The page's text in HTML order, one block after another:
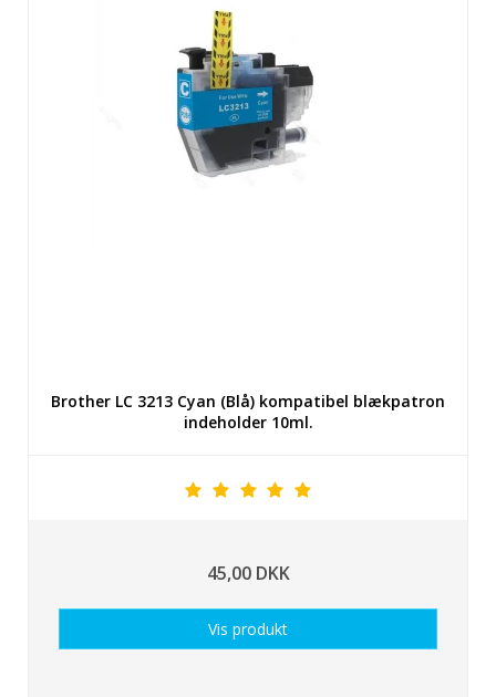
Brother LC 3213 Cyan (Blå) kompatibel blækpatron
indeholder 10ml.
45,00 DKK
Vis produkt